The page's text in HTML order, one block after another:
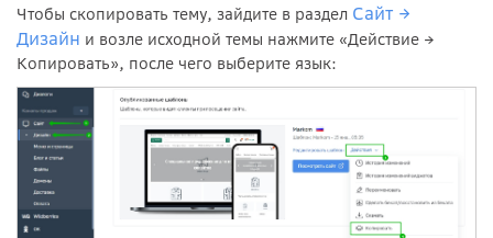
Чтобы скопировать тему, зайдите в раздел Сайт →
Дизайн и возле исходной темы нажмите «Действие →
Копировать», после чего выберите язык: